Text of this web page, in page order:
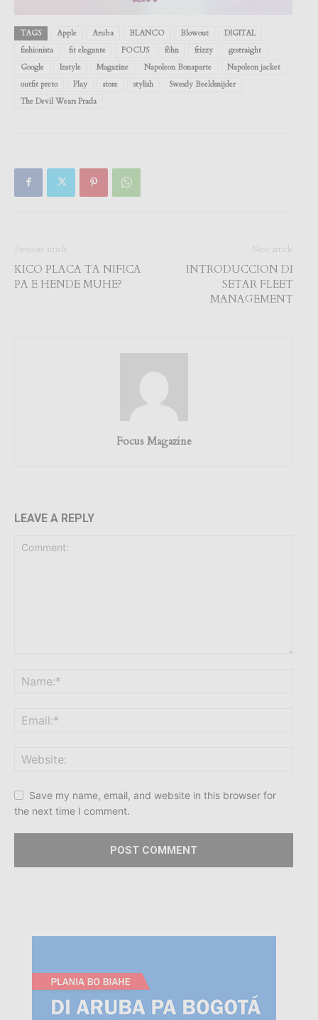
TAGS Apple Aruba BLANCO Blowout
DIGITAL
fashionista
fit elegante FOCUS föhn frizzy
gestraight
Google
Instyle Magazine Napoleon Bonaparte
Napoleon jacket
outfit preto
Play store stylish
Swesdy Beeldsnijder
The Devil Wears Prada
Previous article
KICO PLACA TA NIFICA
PA E HENDE MUHE?
Next article
INTRODUCCION DI
SETAR FLEET
MANAGEMENT
Focus Magazine
LEAVE A REPLY
Save my name, email, and website in this browser for
the next time I comment.